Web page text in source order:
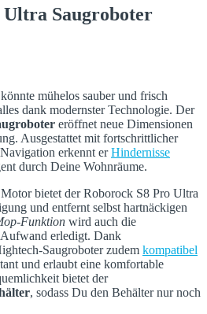
Saugroboter
mühelos sauber und frisch
dank modernster Technologie. Der
eröffnet neue Dimensionen
Ausgestattet mit fortschrittlicher
erkennt erHindernisse
durch Deine Wohnräume.
bietet der Roborock S8 Pro Ultra
und entfernt selbst hartnäckigen
Funktion wird auch die
erledigt. Dank
Saugroboter zudem kompatibel
und erlaubt eine komfortable
bietet der
, sodass Du den Behälter nur noch